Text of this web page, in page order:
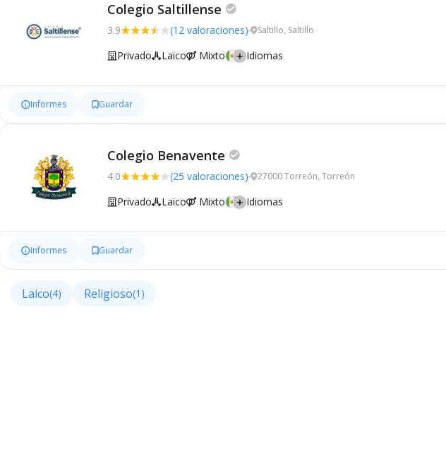
Colegio Saltillense
3.9 (12 valoraciones) Saltillo, Saltillo
Privado Laico Mixto Idiomas
Informes Guardar
Colegio Benavente
4.0 (25 valoraciones) 27000 Torreón, Torreón
Privado Laico Mixto Idiomas
Informes Guardar
Laico(4) Religioso(1)